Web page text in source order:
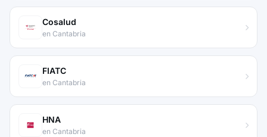
Cosalud
en Cantabria
FIATC
en Cantabria
HNA
en Cantabria